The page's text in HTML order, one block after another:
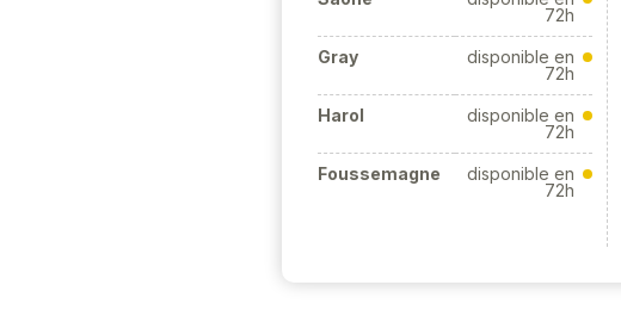
72h
Gray
disponible en
72h
Harol
disponible en
72h
Foussemagne
disponible en
72h